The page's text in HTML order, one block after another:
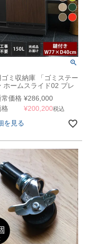
ミ収納庫 「ゴミステー
ホームスライド02 プレ
モデル 黒ZAM 150L」
価格 ¥286,000
格
¥200,200税込
を見る